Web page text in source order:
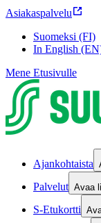
Asiakaspalvelu
Suomeksi (FI)
In English
Mene Etusivulle
Ajankohtaista
Palvelut Avaa
S-Etukortti